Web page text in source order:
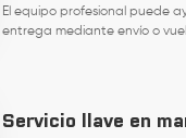
El equipo profesional puede
entrega mediante envío o
Servicio llave en